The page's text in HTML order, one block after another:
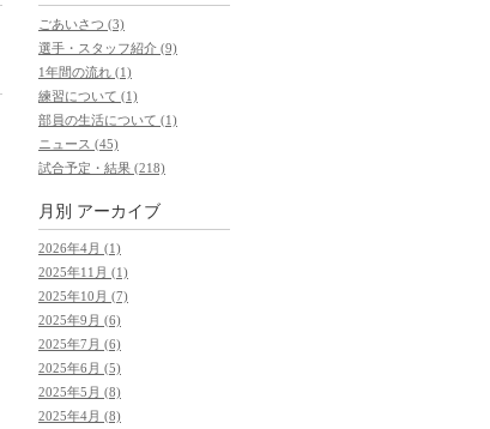
ごあいさつ (3)
選手・スタッフ紹介 (9)
1年間の流れ (1)
練習について (1)
部員の生活について (1)
ニュース (45)
試合予定・結果 (218)
月別 アーカイブ
2026年4月 (1)
2025年11月 (1)
2025年10月 (7)
2025年9月 (6)
2025年7月 (6)
2025年6月 (5)
2025年5月 (8)
2025年4月 (8)